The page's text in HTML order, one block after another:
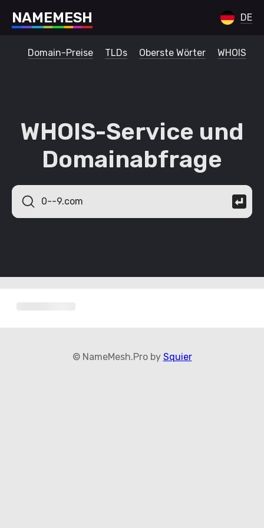
NAMEMESH DE
Domain-Preise TLDs Oberste Wörter WHOIS
WHOIS-Service und
Domainabfrage
© NameMesh.Pro by Squier